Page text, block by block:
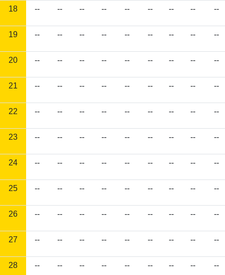
18 -- -- -- -- -- -- -- -- --
19 -- -- -- -- -- -- -- -- --
20 -- -- -- -- -- -- -- -- --
21 -- -- -- -- -- -- -- -- --
22 -- -- -- -- -- -- -- -- --
23 -- -- -- -- -- -- -- -- --
24 -- -- -- -- -- -- -- -- --
25 -- -- -- -- -- -- -- -- --
26 -- -- -- -- -- -- -- -- --
27 -- -- -- -- -- -- -- -- --
28 -- -- -- -- -- -- -- -- --